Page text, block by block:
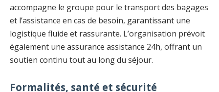
accompagne le groupe pour le transport des bagages
et l’assistance en cas de besoin, garantissant une
logistique fluide et rassurante. L’organisation prévoit
également une assurance assistance 24h, offrant un
soutien continu tout au long du séjour.
Formalités, santé et sécurité